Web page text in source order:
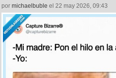
por michaelbuble el 22 may 2026, 09:43